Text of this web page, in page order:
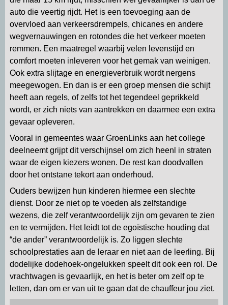
auto die veertig rijdt. Het is een toevoeging aan de
overvloed aan verkeersdrempels, chicanes en andere
wegvernauwingen en rotondes die het verkeer moeten
remmen. Een maatregel waarbij velen levenstijd en
comfort moeten inleveren voor het gemak van weinigen.
Ook extra slijtage en energieverbruik wordt nergens
meegewogen. En dan is er een groep mensen die schijt
heeft aan regels, of zelfs tot het tegendeel geprikkeld
wordt, er zich niets van aantrekken en daarmee een extra
gevaar opleveren.
Vooral in gemeentes waar GroenLinks aan het college
deelneemt grijpt dit verschijnsel om zich heenl in straten
waar de eigen kiezers wonen. De rest kan doodvallen
door het ontstane tekort aan onderhoud.
Ouders bewijzen hun kinderen hiermee een slechte
dienst. Door ze niet op te voeden als zelfstandige
wezens, die zelf verantwoordelijk zijn om gevaren te zien
en te vermijden. Het leidt tot de egoïstische houding dat
“de ander” verantwoordelijk is. Zo liggen slechte
schoolprestaties aan de leraar en niet aan de leerling. Bij
dodelijke dodehoek-ongelukken speelt dit ook een rol. De
vrachtwagen is gevaarlijk, en het is beter om zelf op te
letten, dan om er van uit te gaan dat de chauffeur jou ziet.